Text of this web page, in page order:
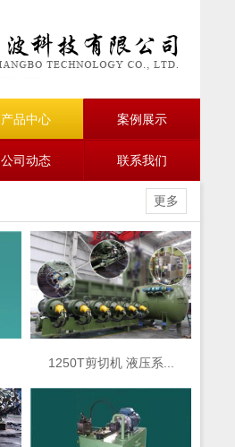
产品中心 案例展示
公司动态 联系我们
更多
1250T剪切机 液压系...